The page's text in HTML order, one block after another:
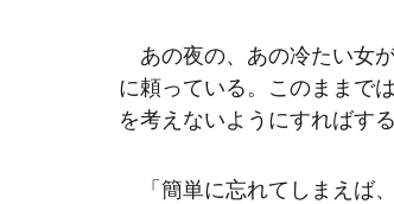
あの夜の、あの冷たい女
に頼っている。このままで
を考えないようにすればす
「簡単に忘れてしまえば